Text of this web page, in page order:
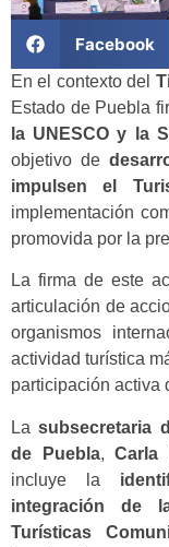
Facebook
En el contexto del
Estado de Puebla
la UNESCO y la
objetivo de
impulsen el
implementación
promovida por la
La firma de este
articulación de
organismos
actividad turística
participación activa
Lasubsecretaria
de Puebla,Carla
incluye la
integración de
Turísticas